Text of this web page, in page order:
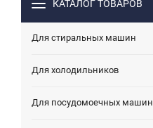
КАТАЛОГ ТОВАРОВ
Для стиральных машин
Для холодильников
Для посудомоечных машин